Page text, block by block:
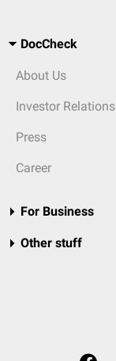
DocCheck
About Us
Investor Relations
Press
Career
For Business
Other stuff